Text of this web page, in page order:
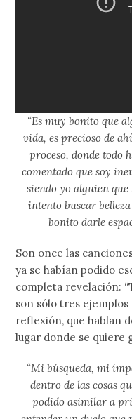
“Es muy bonito que
vida, es precioso de
proceso, donde todo
comentado que soy
siendo yo alguien
intento buscar
bonito darle
Son once las
ya se habían podido
completa revelación:
son sólo tres
reflexión, que hablan
lugar donde se quiere
“Mi búsqueda, mi
dentro de las cosas
podido asimilar a